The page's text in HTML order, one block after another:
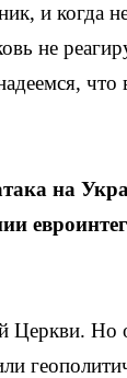
и когда
не
что
на
Церкви. Но